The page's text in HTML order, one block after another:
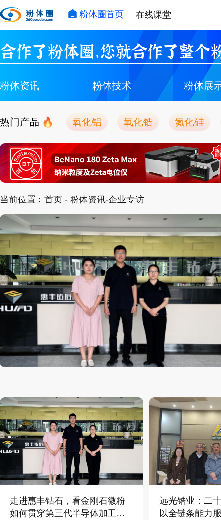
粉体圈首页 在线课堂
合作了粉体圈，您就合作了整个
粉体资讯 粉体技术 粉体展
热门产品 氧化铝 氧化锆 氮化硅
当前位置： 首页 - 粉体资讯-企业专访
走进惠丰钻石，看金刚石微粉
如何贯穿第三代半导体加工全
远光锆业：二
以全链条能力